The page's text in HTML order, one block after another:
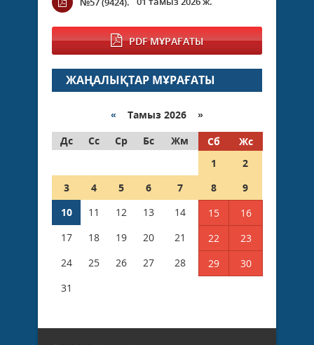
PDF МҰРАҒАТЫ
ЖАҢАЛЫҚТАР МҰРАҒАТЫ
« Тамыз 2026 »
Дс
Сс Ср Бс Жм Сб
Жс
1
2
3
4 5 6 7 8
9
10
11 12 13 14 15
16
17
18 19 20 21 22
23
24
25 26 27 28 29
30
31